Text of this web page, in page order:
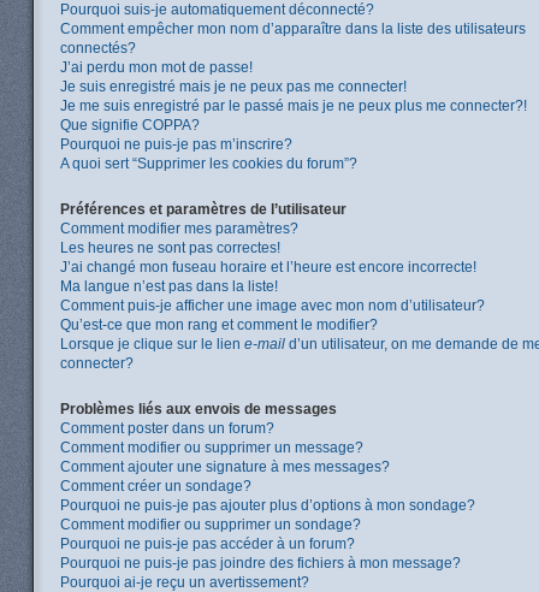
Pourquoi suis-je automatiquement déconnecté?
Comment empêcher mon nom d’apparaître dans la liste des utilisateurs
connectés?
J’ai perdu mon mot de passe!
Je suis enregistré mais je ne peux pas me connecter!
Je me suis enregistré par le passé mais je ne peux plus me connecter?!
Que signifie COPPA?
Pourquoi ne puis-je pas m’inscrire?
A quoi sert “Supprimer les cookies du forum”?
Préférences et paramètres de l’utilisateur
Comment modifier mes paramètres?
Les heures ne sont pas correctes!
J’ai changé mon fuseau horaire et l’heure est encore incorrecte!
Ma langue n’est pas dans la liste!
Comment puis-je afficher une image avec mon nom d’utilisateur?
Qu’est-ce que mon rang et comment le modifier?
Lorsque je clique sur le lien e-mail d’un utilisateur, on me demande de
connecter?
Problèmes liés aux envois de messages
Comment poster dans un forum?
Comment modifier ou supprimer un message?
Comment ajouter une signature à mes messages?
Comment créer un sondage?
Pourquoi ne puis-je pas ajouter plus d’options à mon sondage?
Comment modifier ou supprimer un sondage?
Pourquoi ne puis-je pas accéder à un forum?
Pourquoi ne puis-je pas joindre des fichiers à mon message?
Pourquoi ai-je reçu un avertissement?